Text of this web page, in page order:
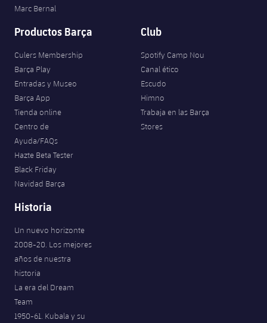
Marc Bernal
Productos Barça
Culers Membership
Barça Play
Entradas y Museo
Barça App
Tienda online
Centro de
Ayuda/FAQs
Hazte Beta Tester
Black Friday
Navidad Barça
Club
Spotify Camp Nou
Canal ético
Escudo
Himno
Trabaja en las Barça
Stores
Historia
Un nuevo horizonte
2008-20. Los mejores
años de nuestra
historia
La era del Dream
Team
1950-61. Kubala y su